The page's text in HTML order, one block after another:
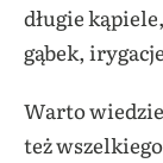
długie
gąbek,
Warto
też